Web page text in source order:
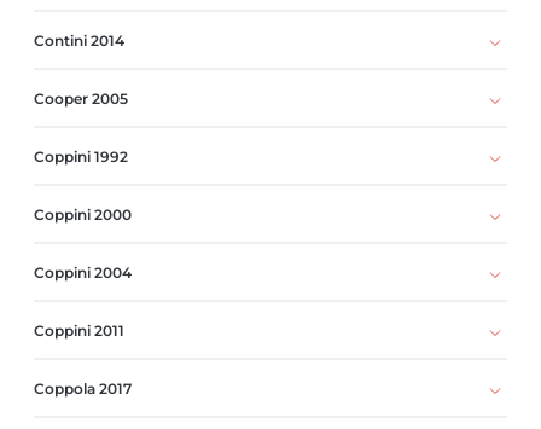
Contini 2014
Cooper 2005
Coppini 1992
Coppini 2000
Coppini 2004
Coppini 2011
Coppola 2017